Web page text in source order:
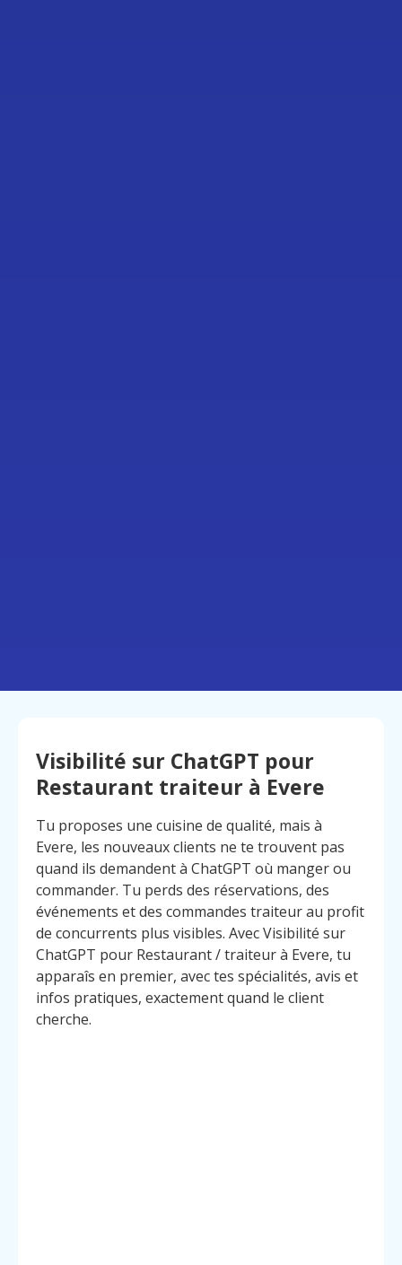
Visibilité sur ChatGPT pour
Restaurant traiteur à Evere
Tu proposes une cuisine de qualité, mais à
Evere, les nouveaux clients ne te trouvent pas
quand ils demandent à ChatGPT où manger ou
commander. Tu perds des réservations, des
événements et des commandes traiteur au profit
de concurrents plus visibles. Avec Visibilité sur
ChatGPT pour Restaurant / traiteur à Evere, tu
apparaîs en premier, avec tes spécialités, avis et
infos pratiques, exactement quand le client
cherche.